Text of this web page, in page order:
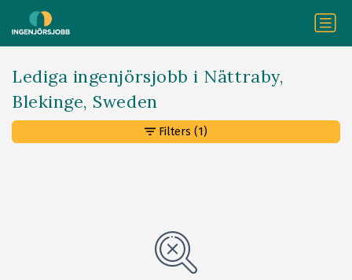
Lediga ingenjörsjobb i Nättraby,
Blekinge, Sweden
Filters (1)